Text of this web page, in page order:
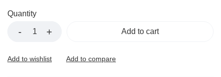
Quantity
Add to cart